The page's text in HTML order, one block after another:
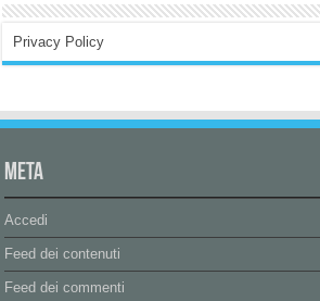
Privacy Policy
Meta
Accedi
Feed dei contenuti
Feed dei commenti